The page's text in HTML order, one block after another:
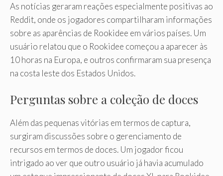
As notícias geraram reações especialmente positivas ao
Reddit, onde os jogadores compartilharam informações
sobre as aparências de Rookidee em vários países. Um
usuário relatou que o Rookidee começou a aparecer às
10 horas na Europa, e outros confirmaram sua presença
na costa leste dos Estados Unidos.
Perguntas sobre a coleção de doces
Além das pequenas vitórias em termos de captura,
surgiram discussões sobre o gerenciamento de
recursos em termos de doces. Um jogador ficou
intrigado ao ver que outro usuário já havia acumulado